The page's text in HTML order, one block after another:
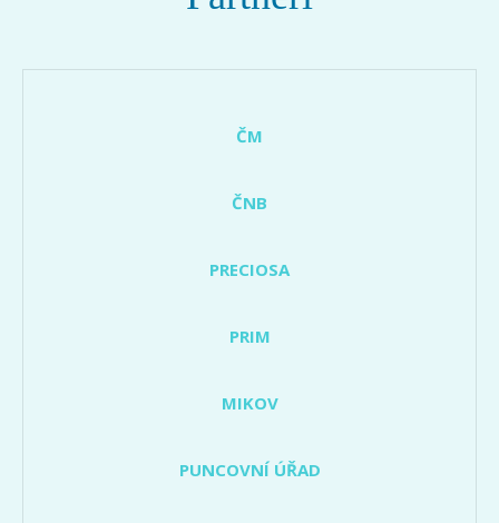
ČM
ČNB
PRECIOSA
PRIM
MIKOV
PUNCOVNÍ ÚŘAD